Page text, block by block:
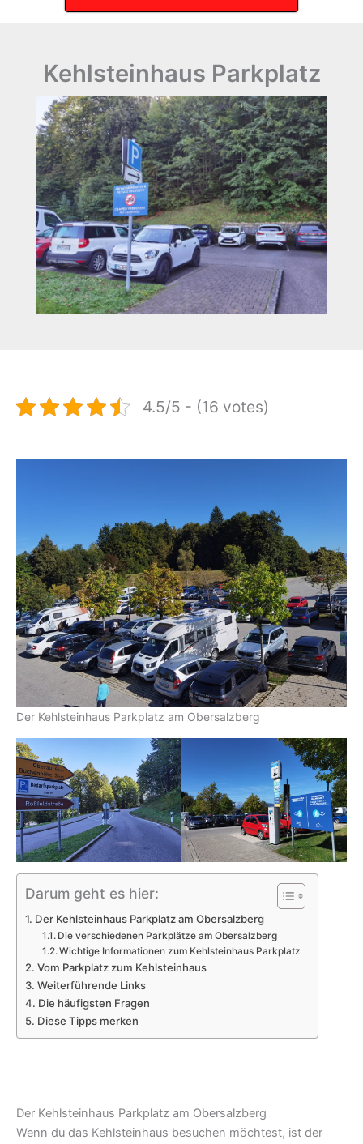
Kehlsteinhaus Parkplatz
4.5/5 - (16 votes)
Der Kehlsteinhaus Parkplatz am Obersalzberg
Darum geht es hier:
Der Kehlsteinhaus Parkplatz am Obersalzberg
Die verschiedenen Parkplätze am Obersalzberg
Wichtige Informationen zum Kehlsteinhaus Parkplatz
Vom Parkplatz zum Kehlsteinhaus
Weiterführende Links
Die häufigsten Fragen
Diese Tipps merken
Der Kehlsteinhaus Parkplatz am Obersalzberg
Wenn du das Kehlsteinhaus besuchen möchtest, ist der